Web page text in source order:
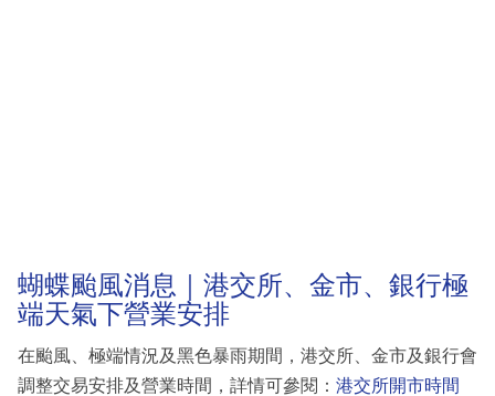
蝴蝶颱風消息｜港交所、金市、銀行極
端天氣下營業安排
在颱風、極端情況及黑色暴雨期間，港交所、金市及銀行會
調整交易安排及營業時間，詳情可參閱： 港交所開市時間